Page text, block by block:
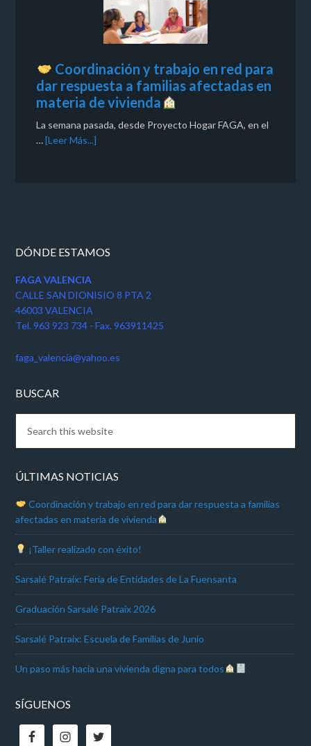
Coordinación y trabajo en red para
dar respuesta a familias afectadas en
materia de vivienda
La semana pasada, desde Proyecto Hogar FAGA, en el
…[Leer Más...]
DÓNDE ESTAMOS
FAGA VALENCIA
CALLE SAN DIONISIO 8 PTA 2
46003 VALENCIA
Tel. 963 923 734 - Fax. 963911425
faga_valencia@yahoo.es
BUSCAR
ÚLTIMAS NOTICIAS
Coordinación y trabajo en red para dar respuesta a familias
afectadas en materia de vivienda
¡Taller realizado con éxito!
Sarsalé Patraix: Feria de Entidades de La Fuensanta
Graduación Sarsalé Patraix 2026
Sarsalé Patraix: Escuela de Familias de Junio
Un paso más hacia una vivienda digna para todos
SÍGUENOS